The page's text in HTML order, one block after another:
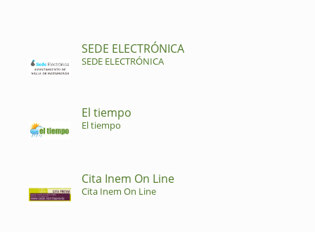
SEDE ELECTRÓNICA
SEDE ELECTRÓNICA
El tiempo
El tiempo
Cita Inem On Line
Cita Inem On Line